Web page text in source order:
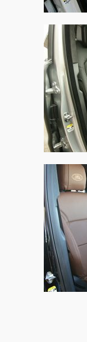
Range
Land